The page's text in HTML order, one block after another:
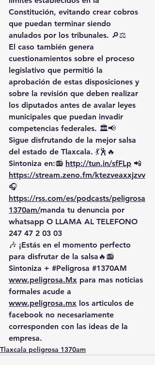
Constitución, evitando crear cobros
que puedan terminar siendo
anulados por los tribunales. 🔎⚖️
El caso también genera
cuestionamientos sobre el proceso
legislativo que permitió la
aprobación de estas disposiciones y
sobre la revisión que deben realizar
los diputados antes de avalar leyes
municipales que puedan invadir
competencias federales. 🏛️📢
Sigue disfrutando de la mejor salsa
del estado de Tlaxcala. 💃🕺🔥
Sintoniza en:📻 http://tun.in/sfFLp 📲
https://stream.zeno.fm/ktezveaxxjzvv
🎧
https://rss.com/es/podcasts/peligrosa
1370am/manda tu denuncia por
whatsapp O LLAMA AL TELEFONO
247 47 2 03 03
🎶 ¡Estás en el momento perfecto
para disfrutar de la salsa🔥📻
Sintoniza + #Peligrosa #1370AM
www.peligrosa.Mx para mas noticias
formales acude a
www.peligrosa.mx los articulos de
facebook no necesariamente
corresponden con las ideas de la
empresa.
Tlaxcala peligrosa 1370am